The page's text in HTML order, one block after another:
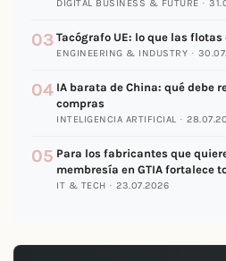
DIGITAL BUSINESS & FUTURE ·
03 Tacógrafo UE: lo que las
ENGINEERING & INDUSTRY ·
04 IA barata de China: qué debe
compras
INTELIGENCIA ARTIFICIAL ·
05 Para los fabricantes que
membresía en GTIA fortalece
IT & TECH · 23.07.2026